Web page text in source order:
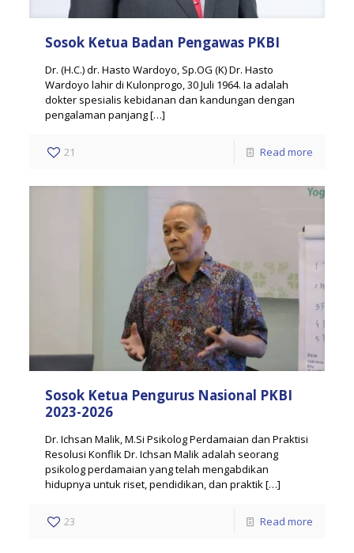
Sosok Ketua Badan Pengawas PKBI
Dr. (H.C.) dr. Hasto Wardoyo, Sp.OG (K) Dr. Hasto
Wardoyo lahir di Kulonprogo, 30 Juli 1964. Ia adalah
dokter spesialis kebidanan dan kandungan dengan
pengalaman panjang[…]
21 Read more
Sosok Ketua Pengurus Nasional PKBI
2023-2026
Dr. Ichsan Malik, M.Si Psikolog Perdamaian dan Praktisi
Resolusi Konflik Dr. Ichsan Malik adalah seorang
psikolog perdamaian yang telah mengabdikan
hidupnya untuk riset, pendidikan, dan praktik[…]
23 Read more